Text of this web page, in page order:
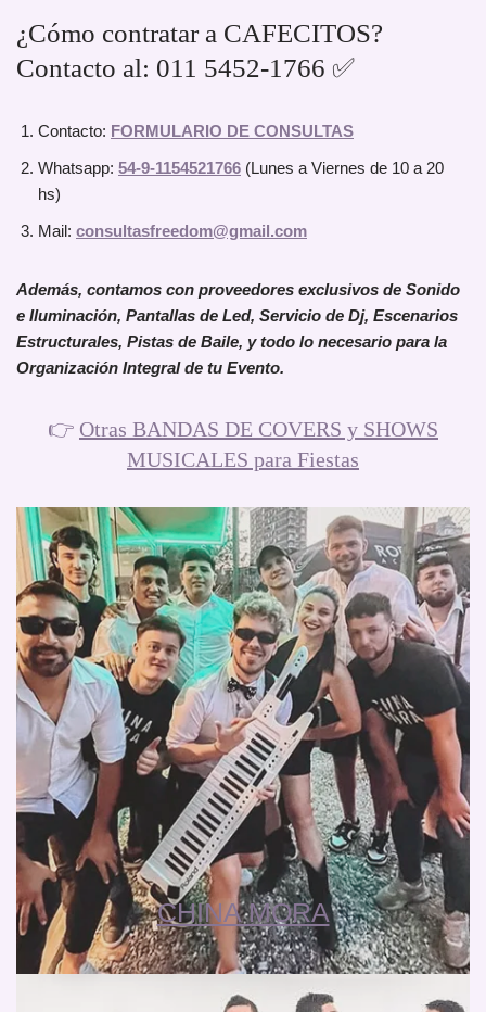
¿Cómo contratar a CAFECITOS?
Contacto al: 011 5452-1766 ✅
Contacto: FORMULARIO DE CONSULTAS
Whatsapp: 54-9-1154521766 (Lunes a Viernes de 10 a 20
hs)
Mail: consultasfreedom@gmail.com
Además, contamos con proveedores exclusivos de Sonido
e Iluminación, Pantallas de Led, Servicio de Dj, Escenarios
Estructurales, Pistas de Baile, y todo lo necesario para la
Organización Integral de tu Evento.
👉 Otras BANDAS DE COVERS y SHOWS
MUSICALES para Fiestas
CHINA MORA